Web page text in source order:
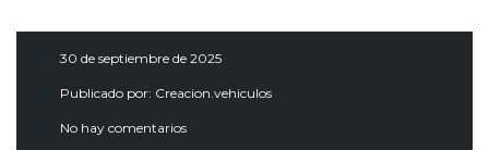
30 de septiembre de 2025
Publicado por: Creacion.vehiculos
No hay comentarios